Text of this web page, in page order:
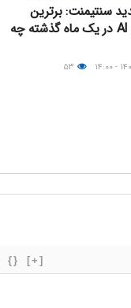
سنتیمنت: برترین
پروژه‌های AI در یک ماه گذشته چه
{} [+]